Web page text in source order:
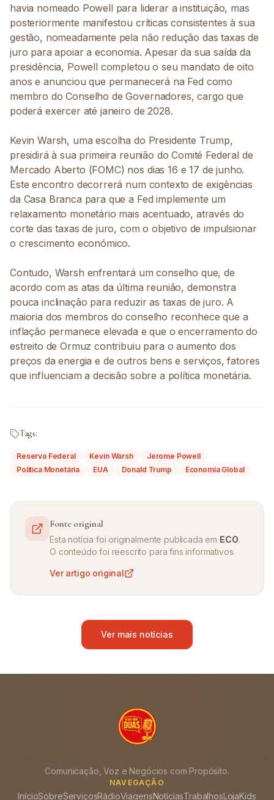
havia nomeado Powell para liderar a instituição, mas
posteriormente manifestou críticas consistentes à sua
gestão, nomeadamente pela não redução das taxas de
juro para apoiar a economia. Apesar da sua saída da
presidência, Powell completou o seu mandato de oito
anos e anunciou que permanecerá na Fed como
membro do Conselho de Governadores, cargo que
poderá exercer até janeiro de 2028.
Kevin Warsh, uma escolha do Presidente Trump,
presidirá à sua primeira reunião do Comité Federal de
Mercado Aberto (FOMC) nos dias 16 e 17 de junho.
Este encontro decorrerá num contexto de exigências
da Casa Branca para que a Fed implemente um
relaxamento monetário mais acentuado, através do
corte das taxas de juro, com o objetivo de impulsionar
o crescimento económico.
Contudo, Warsh enfrentará um conselho que, de
acordo com as atas da última reunião, demonstra
pouca inclinação para reduzir as taxas de juro. A
maioria dos membros do conselho reconhece que a
inflação permanece elevada e que o encerramento do
estreito de Ormuz contribuiu para o aumento dos
preços da energia e de outros bens e serviços, fatores
que influenciam a decisão sobre a política monetária.
Tags:
Reserva Federal Kevin Warsh
Jerome Powell
Política Monetária
EUA Donald Trump Economia Global
Fonte original
Esta notícia foi originalmente publicada em ECO.
O conteúdo foi reescrito para fins informativos.
Ver artigo original
Ver mais notícias
Comunicação, Voz e Negócios com Propósito.
NAVEGAÇÃO
InícioSobreServiçosRádioViagensNotíciasTrabalhosLojaKids